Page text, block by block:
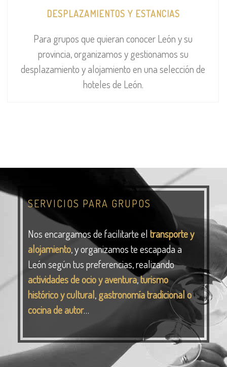
DESPLAZAMIENTOS Y ESTANCIAS
Para grupos que quieran conocer León y su
provincia, organizamos y gestionamos su
desplazamiento y alojamiento en una selección de
hoteles de León.
SERVICIOS PARA GRUPOS
Nos encargamos de facilitarte el transporte y
alojamiento, y organizamos te escapada a
León según tus preferencias, realizando
actividades de ocio y aventura,turismo
histórico y cultural,gastronomía tradicional o
cocina de autor…